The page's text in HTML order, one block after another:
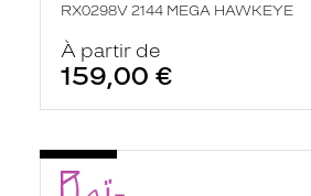
RX0298V 2144 MEGA HAWKEYE
À partir de
159,00 €